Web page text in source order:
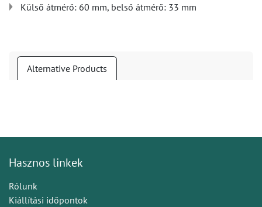
Külső átmérő: 60 mm, belső átmérő: 33 mm
Alternative Products
Hasznos linkek
Rólunk
Kiállítási időpontok